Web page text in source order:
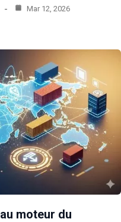
Mar 12, 2026
moteur du